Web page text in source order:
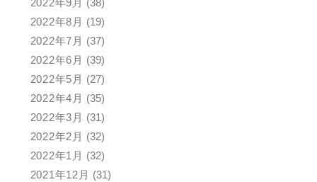
2022年9月 (38)
2022年8月 (19)
2022年7月 (37)
2022年6月 (39)
2022年5月 (27)
2022年4月 (35)
2022年3月 (31)
2022年2月 (32)
2022年1月 (32)
2021年12月 (31)